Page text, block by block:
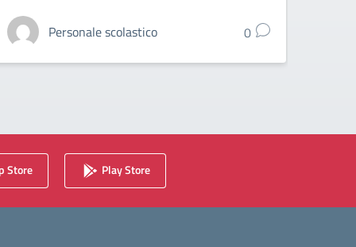
Personale scolastico 0
Store Play Store